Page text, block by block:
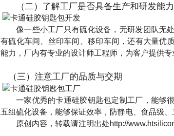
（二）了解工厂是否具备生产和研发能力
像一些小工厂只有硫化设备，无研发团队无
有硫化车间、丝印车间、移印车间，还有大量优
能力，厂内有专业的设计师工程师，为客户提供专
（三）注意工厂的品质与交期
一家优秀的卡通硅胶钥匙包定制工厂，能够
五组硫化设备，能够保证效率，防静电、食品级、
原创内容，转载请注明出处http://